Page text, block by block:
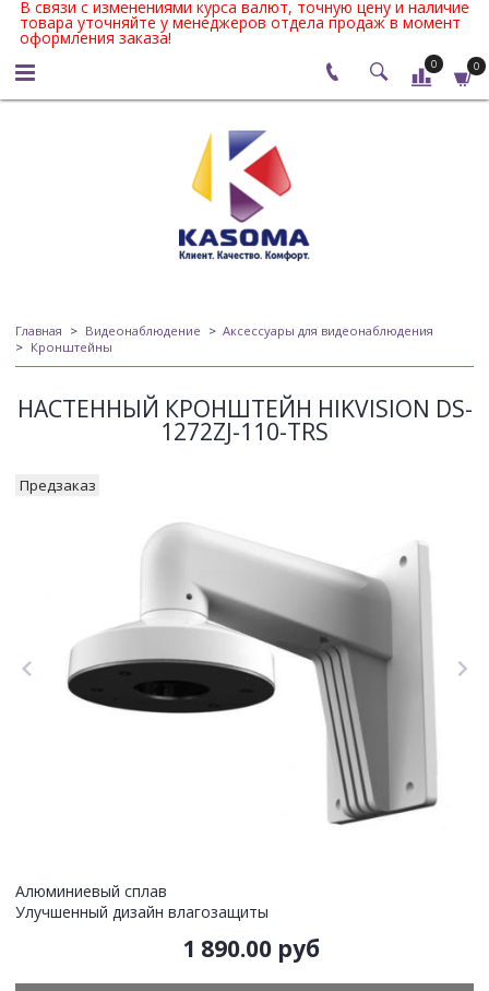
В связи с изменениями курса валют, точную цену и наличие
товара уточняйте у менеджеров отдела продаж в момент
оформления заказа!
0 0
Главная Видеонаблюдение
Аксессуары для видеонаблюдения
Кронштейны
НАСТЕННЫЙ КРОНШТЕЙН HIKVISION DS-
1272ZJ-110-TRS
Предзаказ
Алюминиевый сплав
Улучшенный дизайн влагозащиты
1 890.00 руб